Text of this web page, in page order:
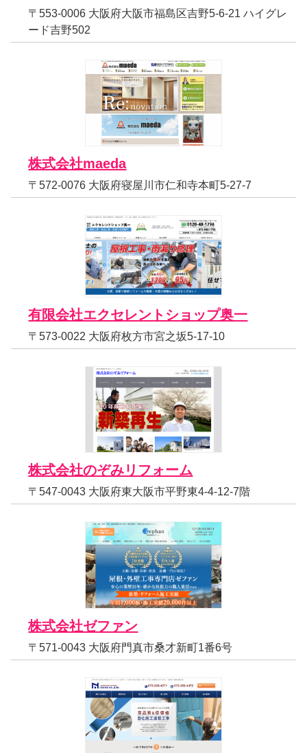
〒553-0006 大阪府大阪市福島区吉野5-6-21 ハイグレ
ード吉野502
株式会社maeda
〒572-0076 大阪府寝屋川市仁和寺本町5-27-7
有限会社エクセレントショップ奥一
〒573-0022 大阪府枚方市宮之坂5-17-10
株式会社のぞみリフォーム
〒547-0043 大阪府東大阪市平野東4-4-12-7階
株式会社ゼファン
〒571-0043 大阪府門真市桑才新町1番6号